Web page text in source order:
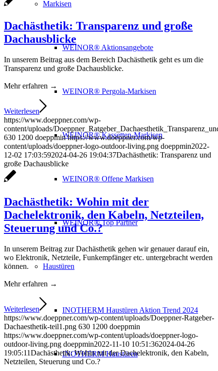
Markisen
WEINOR® Aktionsangebote
WEINOR® Pergola-Markisen
WEINOR® Kassetten-Markisen
WEINOR® Offene Markisen
WEINOR® Top Partner
Haustüren
INOTHERM Haustüren Aktion Trend 2024
INOTHERM Haustüren
Dachästhetik: Transparenz und große
Dachausblicke
In unserem Beitrag aus dem Bereich Dachästhetik geht es um die
Transparenz und große Dachausblicke.
Mehr erfahren →
Weiterlesen
https://www.doeppner.com/wp-
content/uploads/
630 1200 doeppmin https://www.doeppner.com/wp-
content/uploads/doeppner-logo-outdoor-living.png doeppmin2022-
12-02 17:03:592024-04-26 19:04:37Dachästhetik: Transparenz und
große Dachausblicke
Dachästhetik: Wohin mit der
Dachelektronik, den Kabeln, Netzteilen,
Steuerung und Co.?
In unserem Beitrag zur Dachästhetik gehen wir genauer darauf ein,
wo Elektronik, Netzteile, Funkempfänger etc. untergebracht werden
können.
Mehr erfahren →
Weiterlesen
https://www.doeppner.com/wp-content/uploads/Doeppner-Ratgeber-
Dachaesthetik-teil1.png 630 1200 doeppmin
https://www.doeppner.com/wp-content/uploads/doeppner-logo-
outdoor-living.png doeppmin2022-11-10 10:51:362024-04-26
19:05:11Dachästhetik: Wohin mit der Dachelektronik, den Kabeln,
Netzteilen, Steuerung und Co.?